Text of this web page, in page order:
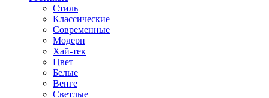
Стиль
Классические
Современные
Модерн
Хай-тек
Цвет
Белые
Венге
Светлые